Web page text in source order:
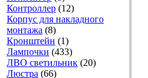
Контроллер (12)
Корпус для накладного
монтажа (8)
Кронштейн (1)
Лампочки (433)
ЛВО светильник (20)
Люстра (66)